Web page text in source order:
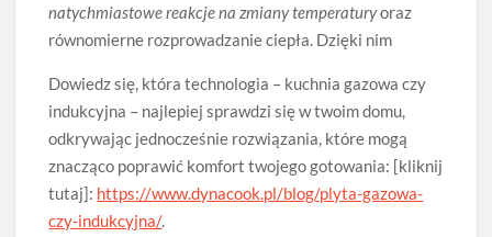
natychmiastowe reakcje na zmiany temperaturyoraz
równomierne rozprowadzanie ciepła. Dzięki nim
Dowiedz się, która technologia – kuchnia gazowa czy
indukcyjna – najlepiej sprawdzi się w twoim domu,
odkrywając jednocześnie rozwiązania, które mogą
znacząco poprawić komfort twojego gotowania: [kliknij
tutaj]: https://www.dynacook.pl/blog/plyta-gazowa-
czy-indukcyjna/.